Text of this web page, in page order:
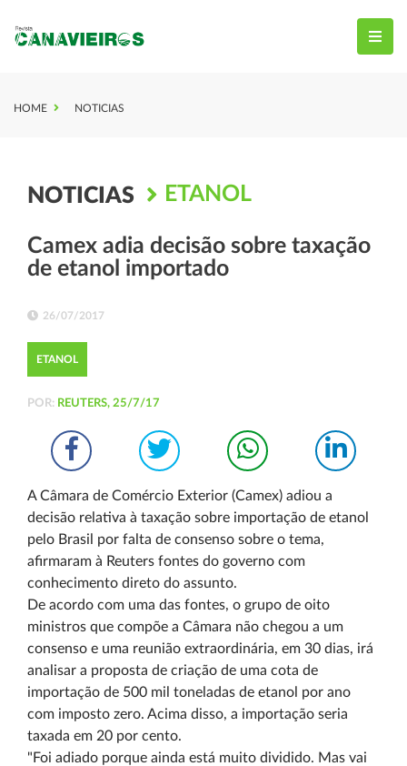
HOME NOTICIAS
NOTICIAS ETANOL
Camex adia decisão sobre taxação
de etanol importado
26/07/2017
ETANOL
POR: REUTERS, 25/7/17
A Câmara de Comércio Exterior (Camex) adiou a
decisão relativa à taxação sobre importação de etanol
pelo Brasil por falta de consenso sobre o tema,
afirmaram à Reuters fontes do governo com
conhecimento direto do assunto.
De acordo com uma das fontes, o grupo de oito
ministros que compõe a Câmara não chegou a um
consenso e uma reunião extraordinária, em 30 dias, irá
analisar a proposta de criação de uma cota de
importação de 500 mil toneladas de etanol por ano
com imposto zero. Acima disso, a importação seria
taxada em 20 por cento.
"Foi adiado porque ainda está muito dividido. Mas vai